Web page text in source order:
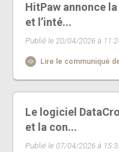
HitPaw annonce
et l’inté...
Publié le 20/04/2026 à
Lire le communiqué
Le logiciel
et la con...
Publié le 07/04/2026 à